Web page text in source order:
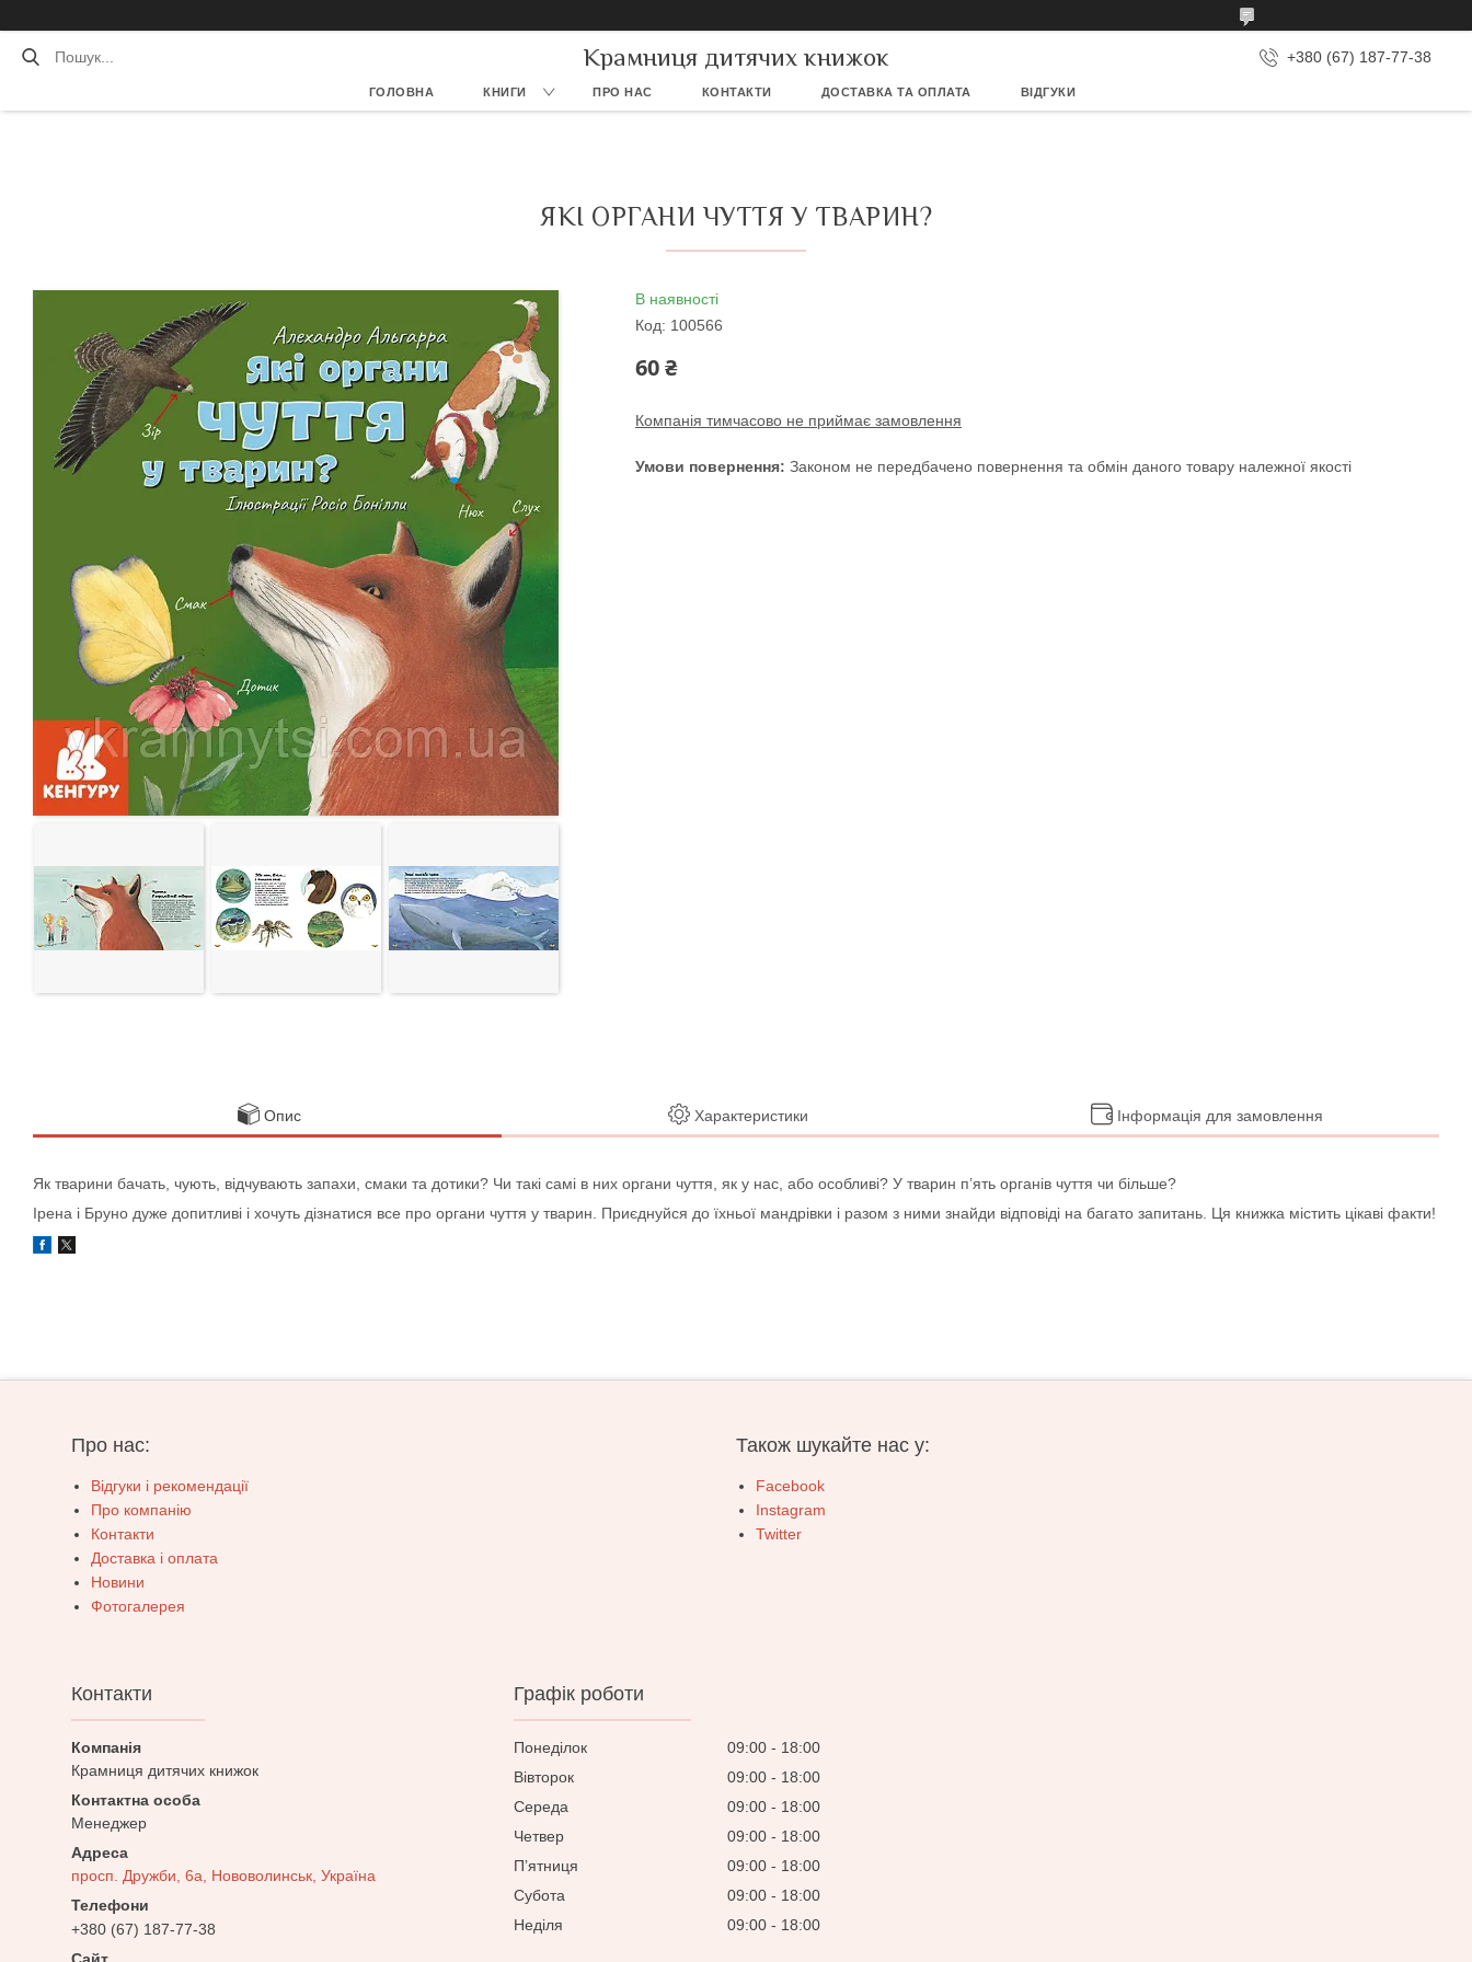
Крамниця дитячих книжок +380 (67) 187-77-38
ГОЛОВНА КНИГИ ПРО НАС КОНТАКТИ ДОСТАВКА ТА ОПЛАТА ВІДГУКИ
ЯКІ ОРГАНИ ЧУТТЯ У ТВАРИН?
В наявності
Код: 100566
60 ₴
Компанія тимчасово не приймає замовлення
Законом не передбачено повернення та обмін даного товару належної якості
Опис Характеристики Інформація для замовлення
Як тварини бачать, чують, відчувають запахи, смаки та дотики? Чи такі самі в них органи чуття, як у нас, або особливі? У тварин п’ять органів чуття чи більше?
Ірена і Бруно дуже допитливі і хочуть дізнатися все про органи чуття у тварин. Приєднуйся до їхньої мандрівки і разом з ними знайди відповіді на багато запитань. Ця книжка містить цікаві факти!
Про нас:
Відгуки і рекомендації
Про компанію
Контакти
Доставка і оплата
Новини
Фотогалерея
Також шукайте нас у:
Facebook
Instagram
Twitter
Контакти
Крамниця дитячих книжок
Менеджер
просп. Дружби, 6а, Нововолинськ, Україна
+380 (67) 187-77-38
Графік роботи
Понеділок 09:00
18:00
Вівторок
09:00
18:00
Середа
09:00
18:00
Четвер
09:00
18:00
Пʼятниця
09:00
18:00
Субота
09:00
18:00
Неділя
09:00 18:00